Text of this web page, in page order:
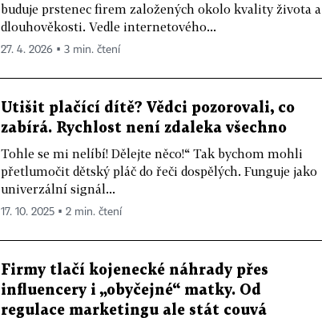
buduje prstenec firem založených okolo kvality života a
dlouhověkosti. Vedle internetového...
27. 4. 2026 ▪ 3 min. čtení
Utišit plačící dítě? Vědci pozorovali, co
zabírá. Rychlost není zdaleka všechno
Tohle se mi nelíbí! Dělejte něco!“ Tak bychom mohli
přetlumočit dětský pláč do řeči dospělých. Funguje jako
univerzální signál...
17. 10. 2025 ▪ 2 min. čtení
Firmy tlačí kojenecké náhrady přes
influencery i „obyčejné“ matky. Od
regulace marketingu ale stát couvá